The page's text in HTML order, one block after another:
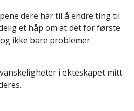
dere har til å endre ting til
et håp om at det for første
ikke bare problemer.
i ekteskapet mitt.